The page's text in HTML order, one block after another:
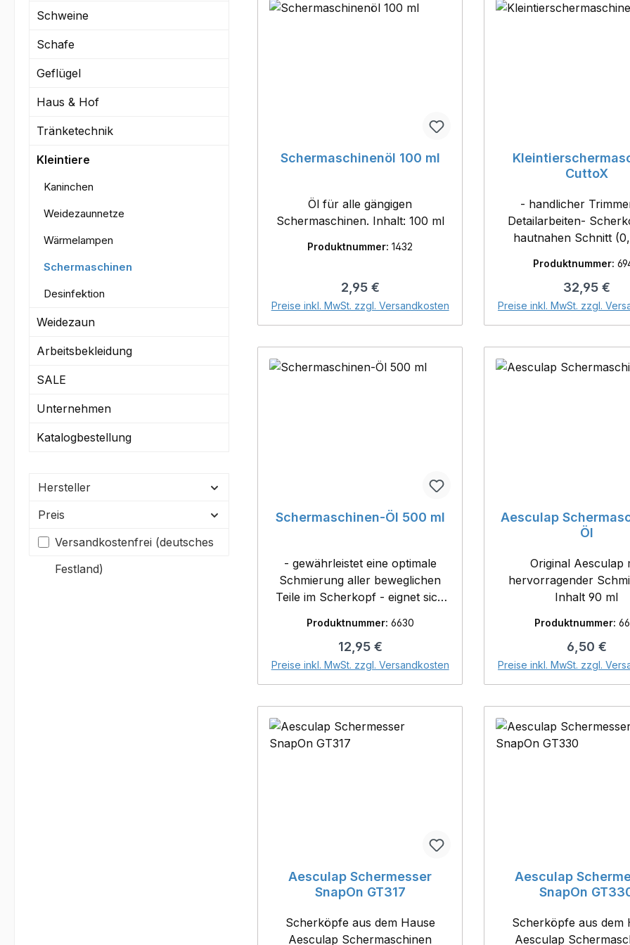
Schweine
Schafe
Geflügel
Haus & Hof
Tränketechnik
Kleintiere
Kaninchen
Weidezaunnetze
Wärmelampen
Schermaschinen
Desinfektion
Weidezaun
Arbeitsbekleidung
SALE
Unternehmen
Katalogbestellung
Hersteller
Preis
Filter hinzufügen: Versandkostenfrei
Versandkostenfrei (deutsches
Festland)
Schermaschinenöl 100 ml
Öl für alle gängigen
Schermaschinen. Inhalt: 100 ml
Produktnummer:1432
Regulärer Preis:
2,95 €
Preise inkl. MwSt. zzgl. Versandkosten
In den Warenkorb
CuttoX
- handlicher
Detailarbeiten-
hautnahen Schnitt
Schereigenschaften
Edelstahl-Scherkopf-
mit angestecktem
betrieben werden-
Produktnummer:
Regulärer
32,95 €
Preise inkl. MwSt. zzgl.
In den
Schermaschinen-Öl 500 ml
- gewährleistet eine optimale
Schmierung aller beweglichen
Teile im Scherkopf - eignet sich
gängigen Marken-
Schermaschinen Inhalt: 500ml
Produktnummer: 6630
Regulärer Preis:
12,95 €
Preise inkl. MwSt. zzgl. Versandkosten
In den Warenkorb
Aesculap
Öl
Original Aesculap
hervorragender
Inhalt 90 ml
Produktnummer:
Regulärer
6,50 €
Preise inkl. MwSt. zzgl.
In den
Aesculap Schermesser
SnapOn GT317
Scherköpfe aus dem Hause
Aesculap Schermaschinen
Aesculap
SnapOn
Scherköpfe aus dem
Aesculap